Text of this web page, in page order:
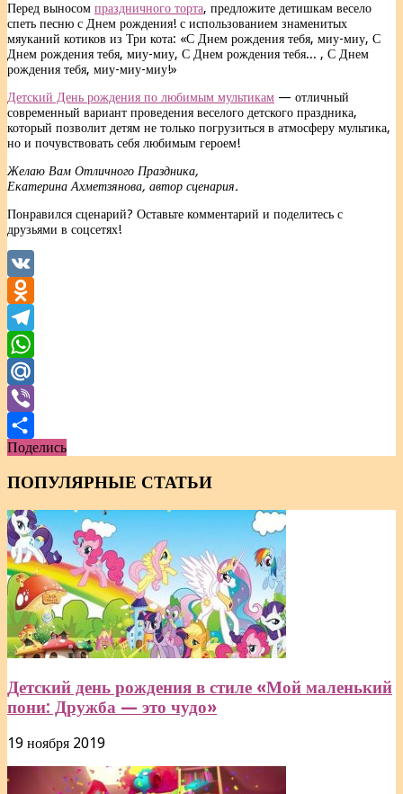
Перед выносом праздничного торта, предложите детишкам весело
спеть песню с Днем рождения! с использованием знаменитых
мяуканий котиков из Три кота: «С Днем рождения тебя, миу-миу, С
Днем рождения тебя, миу-миу, С Днем рождения тебя... , С Днем
рождения тебя, миу-миу-миу!»
Детский День рождения по любимым мультикам — отличный
современный вариант проведения веселого детского праздника,
который позволит детям не только погрузиться в атмосферу мультика,
но и почувствовать себя любимым героем!
Желаю Вам Отличного Праздника,
Екатерина Ахметзянова, автор сценария.
Понравился сценарий? Оставьте комментарий и поделитесь с
друзьями в соцсетях!
VK
Odnoklassniki
Telegram
WhatsApp
Mail.Ru
Viber
Отправить
Поделись
ПОПУЛЯРНЫЕ СТАТЬИ
Детский день рождения в стиле «Мой маленький
пони: Дружба — это чудо»
19 ноября 2019